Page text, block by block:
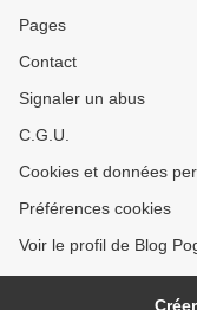
Pages
Contact
Signaler un abus
C.G.U.
Cookies et données
Préférences cookies
Voir le profil de Blog